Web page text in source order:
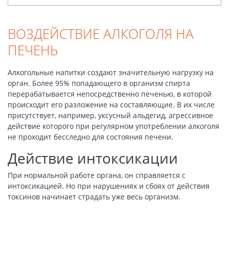
ВОЗДЕЙСТВИЕ АЛКОГОЛЯ НА
ПЕЧЕНЬ
Алкогольные напитки создают значительную нагрузку на
орган. Более 95% попадающего в организм спирта
перерабатывается непосредственно печенью, в которой
происходит его разложение на составляющие. В их числе
присутствует, например, уксусный альдегид, агрессивное
действие которого при регулярном употреблении алкоголя
не проходит бесследно для состояния печени.
Действие интоксикации
При нормальной работе органа, он справляется с
интоксикацией. Но при нарушениях и сбоях от действия
токсинов начинает страдать уже весь организм.